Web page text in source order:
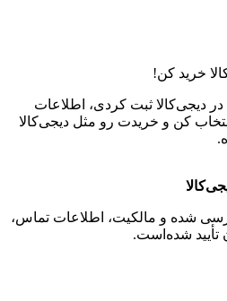
ثبت کردی، اطلاعات
خریدت رو مثل دیجی‌کالا
مالکیت، اطلاعات تماس،